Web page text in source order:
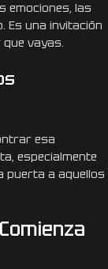
emociones, las
Es una invitación
vayas.
esa
especialmente
puerta a aquellos